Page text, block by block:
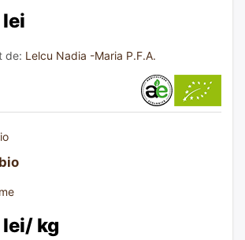
de: Lelcu Nadia -Maria P.F.A.
kg